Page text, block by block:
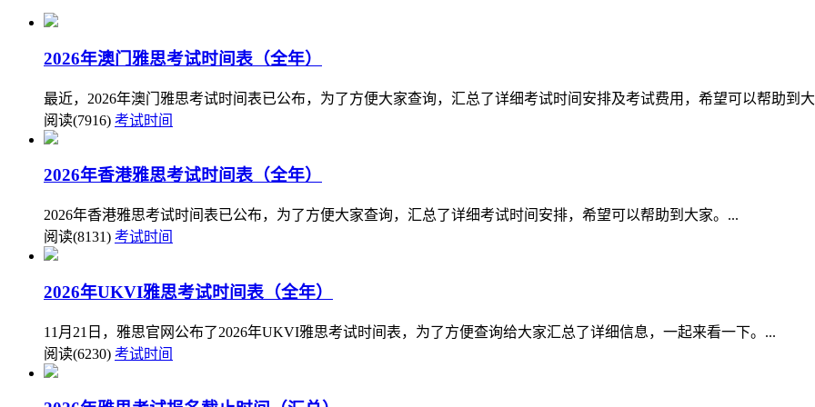
2026年澳门雅思考试时间表（全年）
最近，2026年澳门雅思考试时间表已公布，为了方便大家查询，汇总了详细考试时间安排及考试费用，希望可以帮助到
阅读(7916) 考试时间
2026年香港雅思考试时间表（全年）
2026年香港雅思考试时间表已公布，为了方便大家查询，汇总了详细考试时间安排，希望可以帮助到大家。...
阅读(8131) 考试时间
2026年UKVI雅思考试时间表（全年）
11月21日，雅思官网公布了2026年UKVI雅思考试时间表，为了方便查询给大家汇总了详细信息，一起来看一下。...
阅读(6230) 考试时间